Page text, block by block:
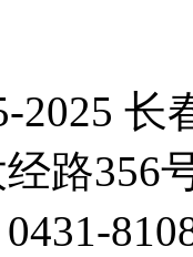
2025
路356